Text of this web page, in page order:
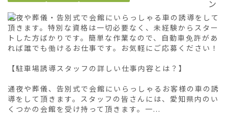
通夜や葬儀・告別式で会館にいらっしゃる車の誘導をして
頂きます。特別な資格は一切必要なく、未経験からスター
トした方ばかりです。簡単な作業なので、自動車免許があ
れば誰でも働けるお仕事です。お気軽にご応募ください！
【駐車場誘導スタッフの詳しい仕事内容とは？】
通夜や葬儀、告別式で会館にいらっしゃるお客様の車の誘
導をして頂きます。スタッフの皆さんには、愛知県内のい
くつかの会館を受け持って頂きます。一...